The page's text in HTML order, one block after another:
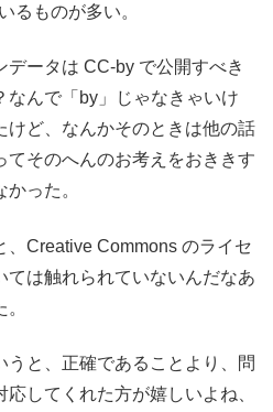
るものが多い。
データは CC-by で公開すべき
なんで「by」じゃなきゃいけ
けど、なんかそのときは他の話
てそのへんのお考えをおききす
った。
、Creative Commons のライセ
ては触れられていないんだなあ
うと、正確であることより、問
してくれた方が嬉しいよね、